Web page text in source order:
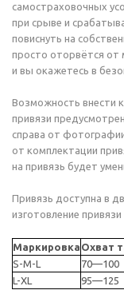
самостраховочных
при срыве и
повиснуть на
просто оторвётся от
и вы окажетесь в
Возможность внести
привязи
справа от
от комплектации
на привязь будет
Привязь доступна в
изготовление
Маркировка Охват
S-M-L
70—100
L-XL
95—125